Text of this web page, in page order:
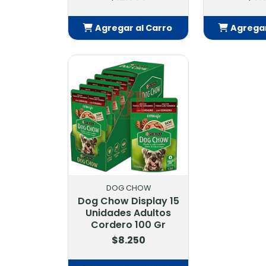
Agregar al Carro
Añadido
DOG CHOW
Dog Chow Display 15
Unidades Adultos
Cordero 100 Gr
$8.250